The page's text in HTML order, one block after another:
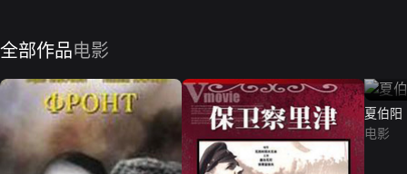
全部作品电影
夏伯阳
电影